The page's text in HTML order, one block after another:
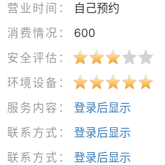
营业时间：
自己预约
消费情况：
600
安全评估：
环境设备：
服务内容：
登录后显示
联系方式：
登录后显示
联系方式：
登录后显示